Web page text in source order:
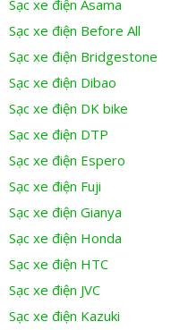
Sạc xe điện Asama
Sạc xe điện Before All
Sạc xe điện Bridgestone
Sạc xe điện Dibao
Sạc xe điện DK bike
Sạc xe điện DTP
Sạc xe điện Espero
Sạc xe điện Fuji
Sạc xe điện Gianya
Sạc xe điện Honda
Sạc xe điện HTC
Sạc xe điện JVC
Sạc xe điện Kazuki